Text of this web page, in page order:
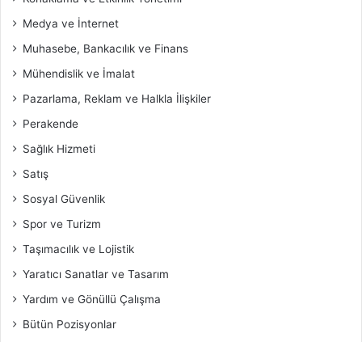
Medya ve İnternet
Muhasebe, Bankacılık ve Finans
Mühendislik ve İmalat
Pazarlama, Reklam ve Halkla İlişkiler
Perakende
Sağlık Hizmeti
Satış
Sosyal Güvenlik
Spor ve Turizm
Taşımacılık ve Lojistik
Yaratıcı Sanatlar ve Tasarım
Yardım ve Gönüllü Çalışma
Bütün Pozisyonlar